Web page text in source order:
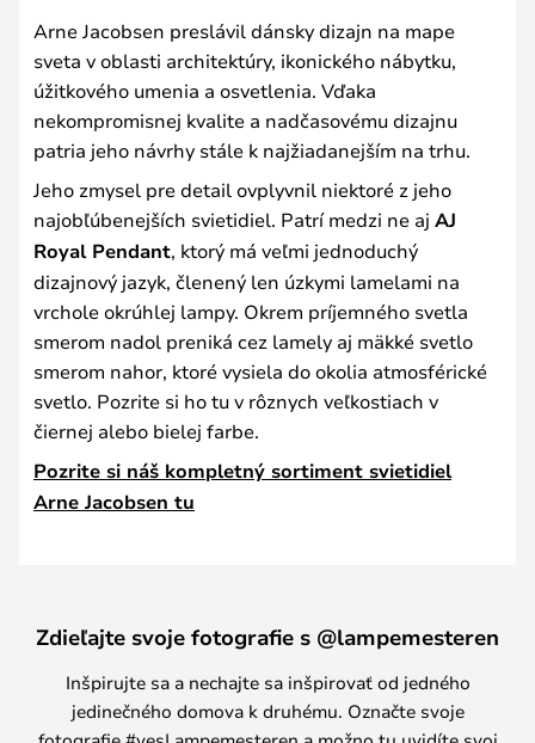
Arne Jacobsen preslávil dánsky dizajn na mape
sveta v oblasti architektúry, ikonického nábytku,
úžitkového umenia a osvetlenia. Vďaka
nekompromisnej kvalite a nadčasovému dizajnu
patria jeho návrhy stále k najžiadanejším na trhu.
Jeho zmysel pre detail ovplyvnil niektoré z jeho
najobľúbenejších svietidiel. Patrí medzi ne aj AJ
Royal Pendant, ktorý má veľmi jednoduchý
dizajnový jazyk, členený len úzkymi lamelami na
vrchole okrúhlej lampy. Okrem príjemného svetla
smerom nadol preniká cez lamely aj mäkké svetlo
smerom nahor, ktoré vysiela do okolia atmosférické
svetlo. Pozrite si ho tu v rôznych veľkostiach v
čiernej alebo bielej farbe.
Pozrite si náš kompletný sortiment svietidiel
Arne Jacobsen tu
Zdieľajte svoje fotografie s @lampemesteren
Inšpirujte sa a nechajte sa inšpirovať od jedného
jedinečného domova k druhému. Označte svoje